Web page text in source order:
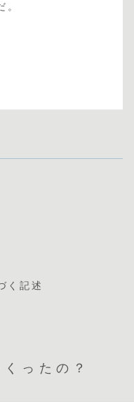
。
く記述
ったの？